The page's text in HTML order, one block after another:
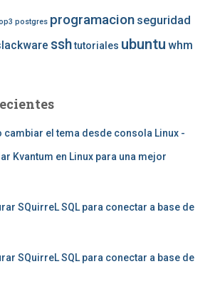
postgres programacion seguridad
sshtutoriales ubuntu whm
cambiar el tema desde consola Linux -
Kvantum en Linux para una mejor
SQuirreL SQL para conectar a base de
SQuirreL SQL para conectar a base de